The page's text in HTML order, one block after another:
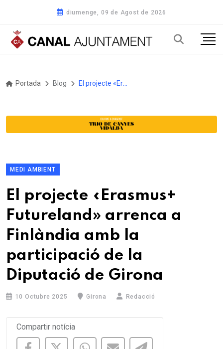
diumenge, 09 de Agost de 2026
Portada Blog
MEDI AMBIENT
El projecte «Erasmus+
Futureland» arrenca a
Finlàndia amb la
participació de la
Diputació de Girona
10 Octubre 2025 Girona Redacció
Compartir notícia